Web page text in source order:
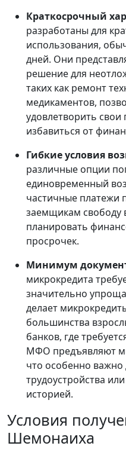
Краткосрочный
разработаны для
использования,
дней. Они
решение для
таких как ремонт
медикаментов,
удовлетворить свои
избавиться от
Гибкие условия
различные опции
единовременный
частичные платежи
заемщикам свободу
планировать
просрочек.
Минимум
микрокредита
значительно
делает
большинства
банков, где
МФО предъявляют
что особенно
трудоустройства
историей.
Условия
Шемонаиха